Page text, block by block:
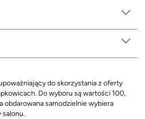
do skorzystania z oferty
Do wyboru są wartości 100,
obdarowana samodzielnie wybiera
salonu.